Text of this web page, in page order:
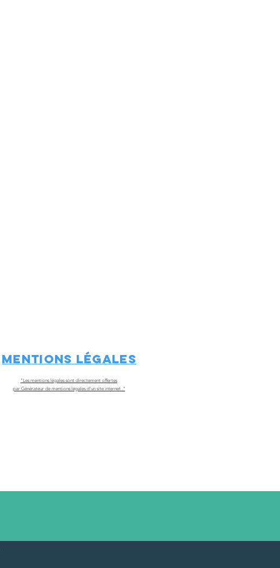
Mentions légales
"Les mentions légales sont directement offertes
par Générateur de mentions légales d’un site internet ."